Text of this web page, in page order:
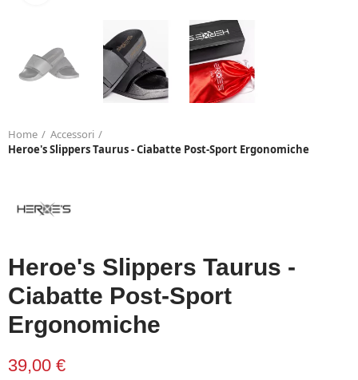
Home
Accessori
Heroe's Slippers Taurus - Ciabatte Post-Sport Ergonomiche
Heroe's Slippers Taurus -
Ciabatte Post-Sport
Ergonomiche
39,00 €